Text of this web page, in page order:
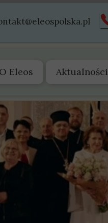
O Eleos
Statut
Struktura
Aktualności